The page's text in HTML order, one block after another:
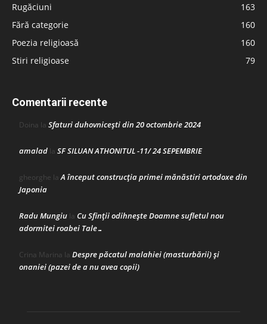
Rugăciuni
163
Fără categorie
160
Poezia religioasă
160
Stiri religioase
79
Comentarii recente
Doina la Sfaturi duhovnicești din 20 octombrie 2024
amalad la SF SILUAN ATHONITUL -11/ 24 SEPEMBRIE
gheorghe laA început construcţia primei mănăstiri ortodoxe din
Japonia
Radu Mungiu la Cu Sfinții odihnește Doamne sufletul nou
adormitei roabei Tale…
Crina Marina la Despre păcatul malahiei (masturbării) şi
onaniei (pazei de a nu avea copii)